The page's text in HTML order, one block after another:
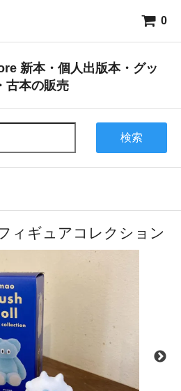
0
新本・個人出版本・グッ
古本の販売
検索
ィギュアコレクション